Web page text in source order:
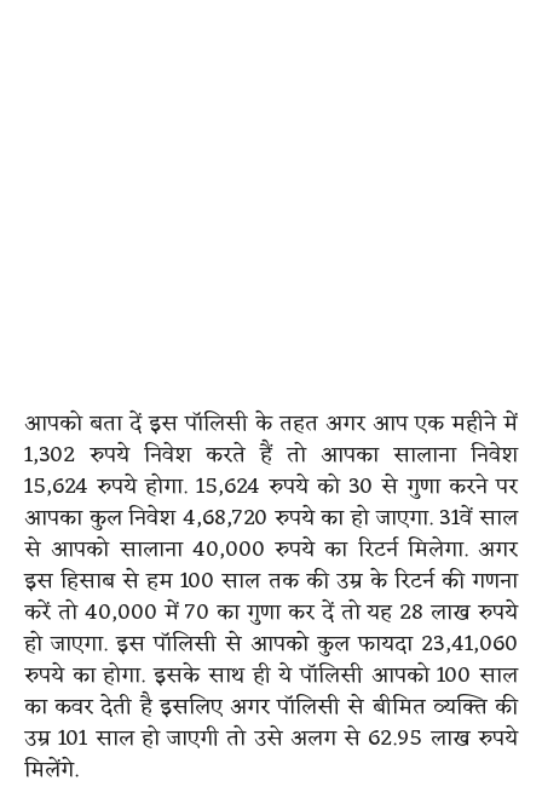
आपको बता दें इस पॉलिसी के तहत अगर आप एक महीने में
1,302 रुपये निवेश करते हैं तो आपका सालाना निवेश
15,624 रुपये होगा. 15,624 रुपये को 30 से गुणा करने पर
आपका कुल निवेश 4,68,720 रुपये का हो जाएगा. 31वें साल
से आपको सालाना 40,000 रुपये का रिटर्न मिलेगा. अगर
इस हिसाब से हम 100 साल तक की उम्र के रिटर्न की गणना
करें तो 40,000 में 70 का गुणा कर दें तो यह 28 लाख रुपये
हो जाएगा. इस पॉलिसी से आपको कुल फायदा 23,41,060
रुपये का होगा. इसके साथ ही ये पॉलिसी आपको 100 साल
का कवर देती है इसलिए अगर पॉलिसी से बीमित व्यक्ति की
उम्र 101 साल हो जाएगी तो उसे अलग से 62.95 लाख रुपये
मिलेंगे.